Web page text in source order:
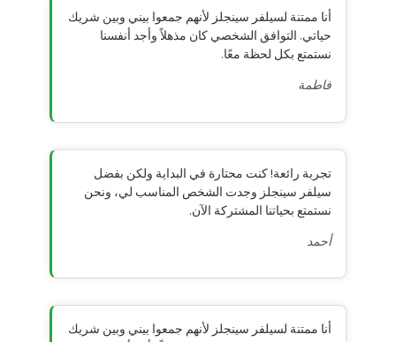
أنا ممتنة لسيلفر سينجلز لأنهم جمعوا بيني وبين شريك
حياتي. التوافق الشخصي كان مذهلاً وأجد أنفسنا
نستمتع بكل لحظة معًا.
فاطمة
تجربة رائعة! كنت محتارة في البداية ولكن بفضل
سيلفر سينجلز وجدت الشخص المناسب لي، ونحن
نستمتع بحياتنا المشتركة الآن.
أحمد
أنا ممتنة لسيلفر سينجلز لأنهم جمعوا بيني وبين شريك